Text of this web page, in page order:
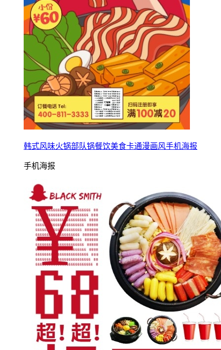
韩式风味火锅部队锅餐饮美食卡通漫画风手机海报
手机海报